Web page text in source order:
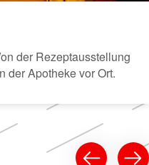
der Rezeptausstellung
der Apotheke vor Ort.